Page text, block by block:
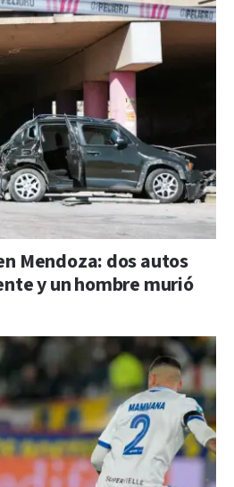
Mendoza: dos autos
y un hombre murió